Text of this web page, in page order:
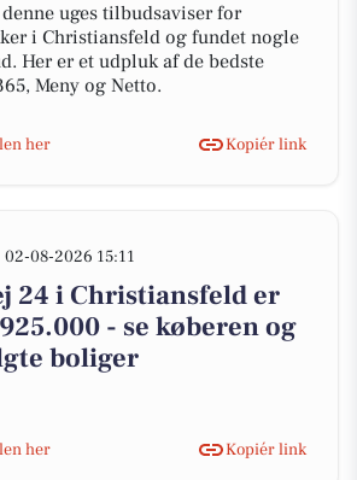
uges tilbudsaviser for
i Christiansfeld og fundet nogle
Her er et udpluk af de bedste
Meny og Netto.
her Kopiér link
02-08-2026 15:11
24 i Christiansfeld er
- se køberen og
boliger
her
Kopiér link